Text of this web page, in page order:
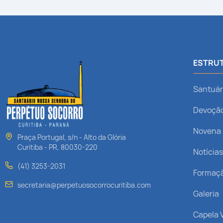
Praça Portugal, s/n - Alto da Glória
Curitiba - PR, 80030-220
(41) 3253-2031
secretaria@perpetuosocorrocuritiba.com
Novena
Notícias
Galeria
Capela